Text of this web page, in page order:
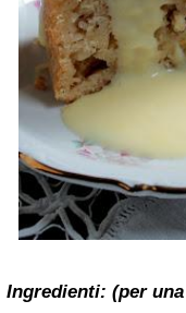
Ingredienti: (per